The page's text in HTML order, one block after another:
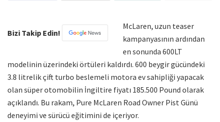
Bizi Takip Edin!
McLaren, uzun teaser
kampanyasının ardından
en sonunda 600LT
modelinin üzerindeki örtüleri kaldırdı. 600 beygir gücündeki
3.8 litrelik çift turbo beslemeli motora ev sahipliği yapacak
olan süper otomobilin İngiltire fiyatı 185.500 Pound olarak
açıklandı. Bu rakam, Pure McLaren Road Owner Pist Günü
deneyimi ve sürücü eğitimini de içeriyor.